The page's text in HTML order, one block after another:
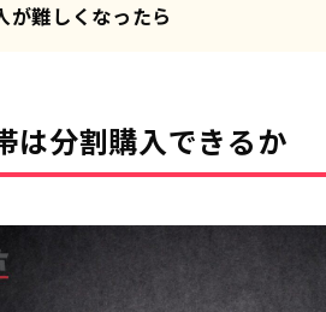
が難しくなったら
は分割購入できるか